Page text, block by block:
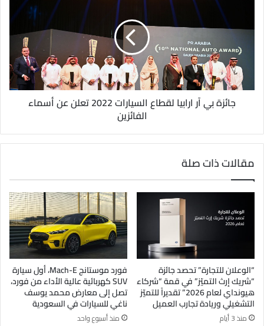
جائزة بي آر ارابيا لقطاع السيارات 2022 تعلن عن أسماء
الفائزين
مقالات ذات صلة
“الوعلان للتجارة” تحصد جائزة
“شريك إرث التميّز” في قمة “شركاء
هيونداي لعام 2026” تقديراً للتميّز
التشغيلي وريادة تجارب العميل
منذ 3 أيام
فورد موستانج Mach-E، أول سيارة
SUV كهربائية عالية الأداء من فورد،
تصل إلى معارض محمد يوسف
ناغي للسيارات في السعودية
منذ أسبوع واحد